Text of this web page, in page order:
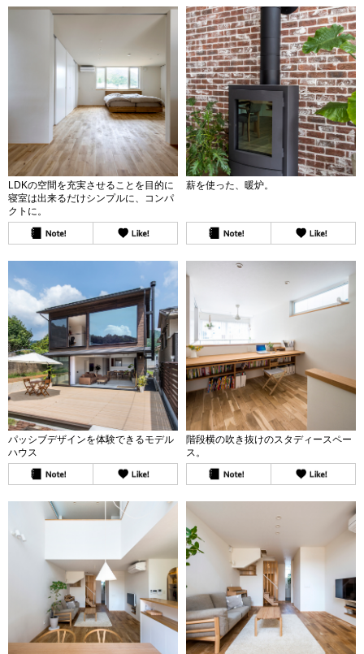
LDKの空間を充実させることを目的に
寝室は出来るだけシンプルに、コンパ
クトに。
薪を使った、暖炉。
パッシブデザインを体験できるモデル
ハウス
階段横の吹き抜けのスタディースペー
ス。